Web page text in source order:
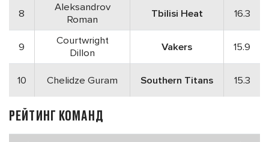
8
Aleksandrov
Roman
Tbilisi Heat 16.3
9
Courtwright
Dillon
Vakers 15.9
10 Chelidze Guram Southern Titans 15.3
РЕЙТИНГ КОМАНД